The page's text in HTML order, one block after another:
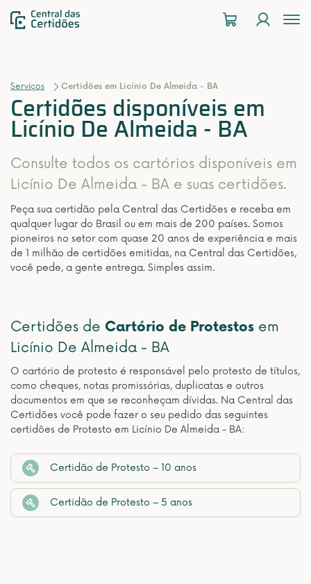
Serviços Certidões em Licínio De Almeida - BA
Certidões disponíveis em
Licínio De Almeida - BA
Consulte todos os cartórios disponíveis em
Licínio De Almeida - BA e suas certidões.
Peça sua certidão pela Central das Certidões e receba em
qualquer lugar do Brasil ou em mais de 200 países. Somos
pioneiros no setor com quase 20 anos de experiência e mais
de 1 milhão de certidões emitidas, na Central das Certidões,
você pede, a gente entrega. Simples assim.
Certidões de Cartório de Protestos em
Licínio De Almeida - BA
O cartório de protesto é responsável pelo protesto de títulos,
como cheques, notas promissórias, duplicatas e outros
documentos em que se reconheçam dívidas. Na Central das
Certidões você pode fazer o seu pedido das seguintes
certidões de Protesto em Licínio De Almeida - BA:
Certidão de Protesto – 10 anos
Certidão de Protesto – 5 anos